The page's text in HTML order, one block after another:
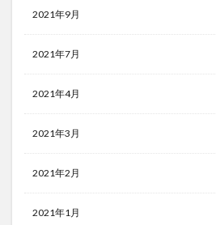
2021年9月
2021年7月
2021年4月
2021年3月
2021年2月
2021年1月